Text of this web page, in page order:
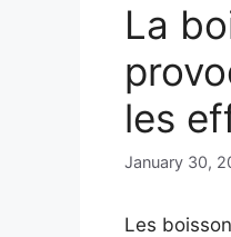
La
les
January 30,
Les